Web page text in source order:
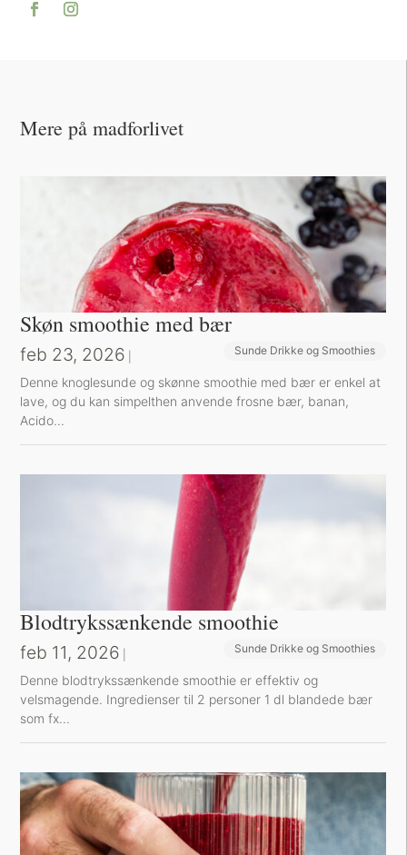
Mere på madforlivet
Skøn smoothie med bær
feb 23, 2026 Sunde Drikke og Smoothies
Denne knoglesunde og skønne smoothie med bær er enkel at
lave, og du kan simpelthen anvende frosne bær, banan,
Acido...
Blodtrykssænkende smoothie
feb 11, 2026 Sunde Drikke og Smoothies
Denne blodtrykssænkende smoothie er effektiv og
velsmagende. Ingredienser til 2 personer 1 dl blandede bær
som fx...